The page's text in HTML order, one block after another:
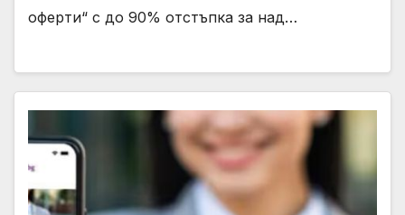
оферти“ с до 90% отстъпка за над…